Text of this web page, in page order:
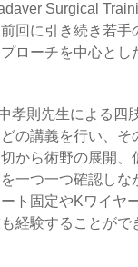
Surgical
回に引き続き若手
ローチを中心とし
孝則先生による四
の講義を行い、そ
から術野の展開、
一つ一つ確認しな
ト固定やKワイヤ
経験することがで